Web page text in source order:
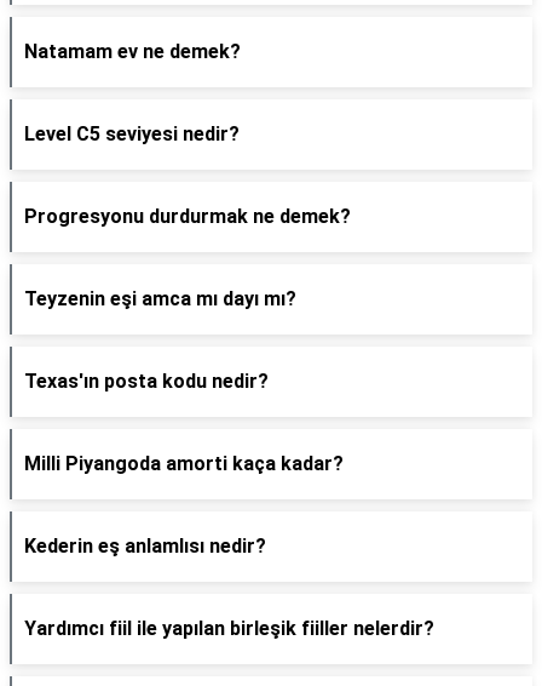
Natamam ev ne demek?
Level C5 seviyesi nedir?
Progresyonu durdurmak ne demek?
Teyzenin eşi amca mı dayı mı?
Texas'ın posta kodu nedir?
Milli Piyangoda amorti kaça kadar?
Kederin eş anlamlısı nedir?
Yardımcı fiil ile yapılan birleşik fiiller nelerdir?